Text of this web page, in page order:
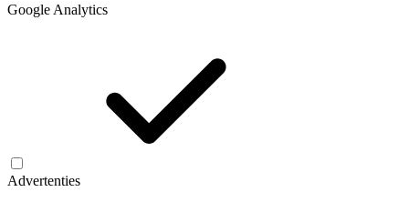
Google Analytics
Advertenties